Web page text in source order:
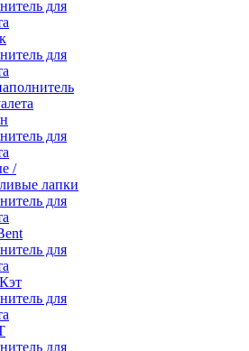
для
для
для
/
лапки
для
для
для
для